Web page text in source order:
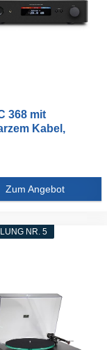
368 mit
Kabel,
Zum Angebot
NR. 5